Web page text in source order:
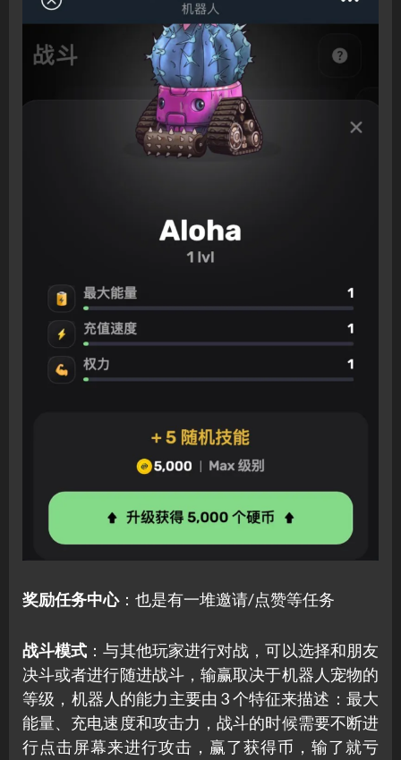
奖励任务中心：也是有一堆邀请/点赞等任务
战斗模式 ：与其他玩家进行对战，可以选择和朋友
决斗或者进行随进战斗，输赢取决于机器人宠物的
等级，机器人的能力主要由 3 个特征来描述：最大
能量、充电速度和攻击力，战斗的时候需要不断进
行点击屏幕来进行攻击，赢了获得币，输了就亏